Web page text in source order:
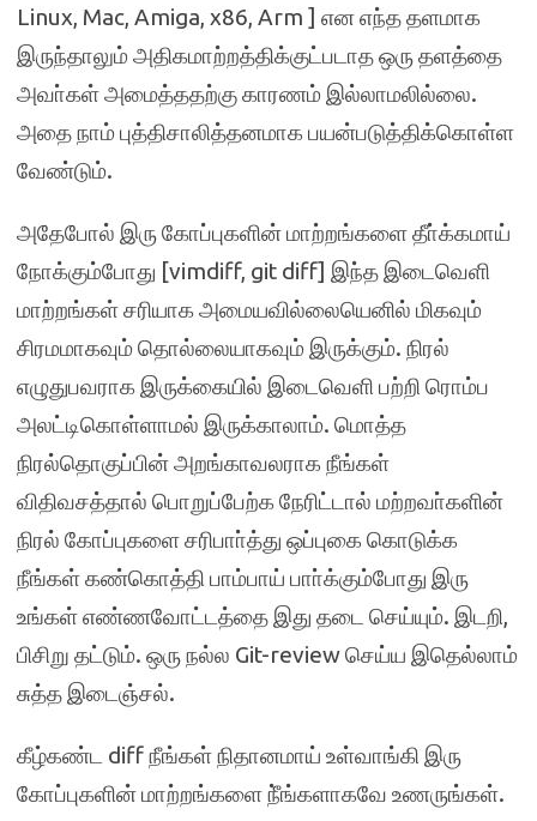
Linux, Mac, Amiga, x86, Arm ] என எந்த தளமாக
இருந்தாலும் அதிகமாற்றத்திக்குட்படாத ஒரு தளத்தை
அவா்கள் அமைத்ததற்கு காரணம் இல்லாமலில்லை.
அதை நாம் புத்திசாலித்தனமாக பயன்படுத்திக்கொள்ள
வேண்டும்.
அதேபோல் இரு கோப்புகளின் மாற்றங்களை தீா்க்கமாய்
நோக்கும்போது [vimdiff, git diff] இந்த இடைவெளி
மாற்றங்கள் சரியாக அமையவில்லையெனில் மிகவும்
சிரமமாகவும் தொல்லையாகவும் இருக்கும். நிரல்
எழுதுபவராக இருக்கையில் இடைவெளி பற்றி ரொம்ப
அலட்டிகொள்ளாமல் இருக்காலாம். மொத்த
நிரல்தொகுப்பின் அறங்காவலராக நீங்கள்
விதிவசத்தால் பொறுப்பேற்க நேரிட்டால் மற்றவா்களின்
நிரல் கோப்புகளை சரிபாா்த்து ஒப்புகை கொடுக்க
நீங்கள் கண்கொத்தி பாம்பாய் பாா்க்கும்போது இரு
உங்கள் எண்ணவோட்டத்தை இது தடை செய்யும். இடறி,
பிசிறு தட்டும். ஒரு நல்ல Git-review செய்ய இதெல்லாம்
சுத்த இடைஞ்சல்.
கீழ்கண்ட diff நீங்கள் நிதானமாய் உள்வாங்கி இரு
கோப்புகளின் மாற்றங்களை நீ்ங்களாகவே உணருங்கள்.